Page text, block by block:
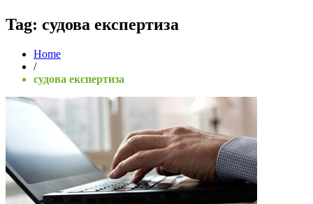
Tag: судова експертиза
Home
/
судова експертиза